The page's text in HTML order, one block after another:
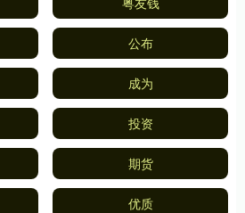
公布
成为
投资
期货
优质